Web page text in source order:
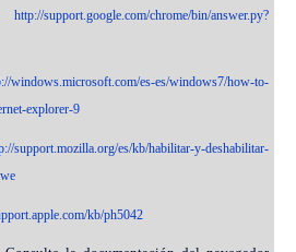
http://support.google.com/chrome/bin/answer.py?
windows.microsoft.com/es-es/windows7/how-to-
explorer-9
support.mozilla.org/es/kb/habilitar-y-deshabilitar-
kb/ph5042